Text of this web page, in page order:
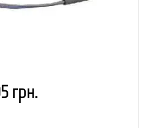
грн.